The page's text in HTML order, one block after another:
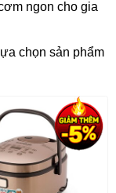
ngon cho gia
chọn sản phẩm